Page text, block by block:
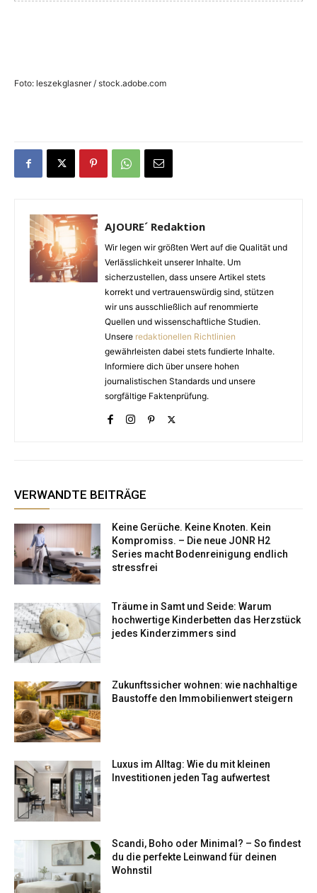
Foto: leszekglasner / stock.adobe.com
AJOURE´ Redaktion
Wir legen wir größten Wert auf die Qualität und
Verlässlichkeit unserer Inhalte. Um
sicherzustellen, dass unsere Artikel stets
korrekt und vertrauenswürdig sind, stützen
wir uns ausschließlich auf renommierte
Quellen und wissenschaftliche Studien.
Unsere redaktionellen Richtlinien
gewährleisten dabei stets fundierte Inhalte.
Informiere dich über unsere hohen
journalistischen Standards und unsere
sorgfältige Faktenprüfung.
VERWANDTE BEITRÄGE
Keine Gerüche. Keine Knoten. Kein
Kompromiss. – Die neue JONR H2
Series macht Bodenreinigung endlich
stressfrei
Träume in Samt und Seide: Warum
hochwertige Kinderbetten das Herzstück
jedes Kinderzimmers sind
Zukunftssicher wohnen: wie nachhaltige
Baustoffe den Immobilienwert steigern
Luxus im Alltag: Wie du mit kleinen
Investitionen jeden Tag aufwertest
Scandi, Boho oder Minimal? – So findest
du die perfekte Leinwand für deinen
Wohnstil